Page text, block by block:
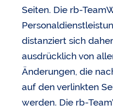
Seiten. Die rb-
distanziert sich
ausdrücklich von
Änderungen, die
auf den verlinkten
werden. Die rb-